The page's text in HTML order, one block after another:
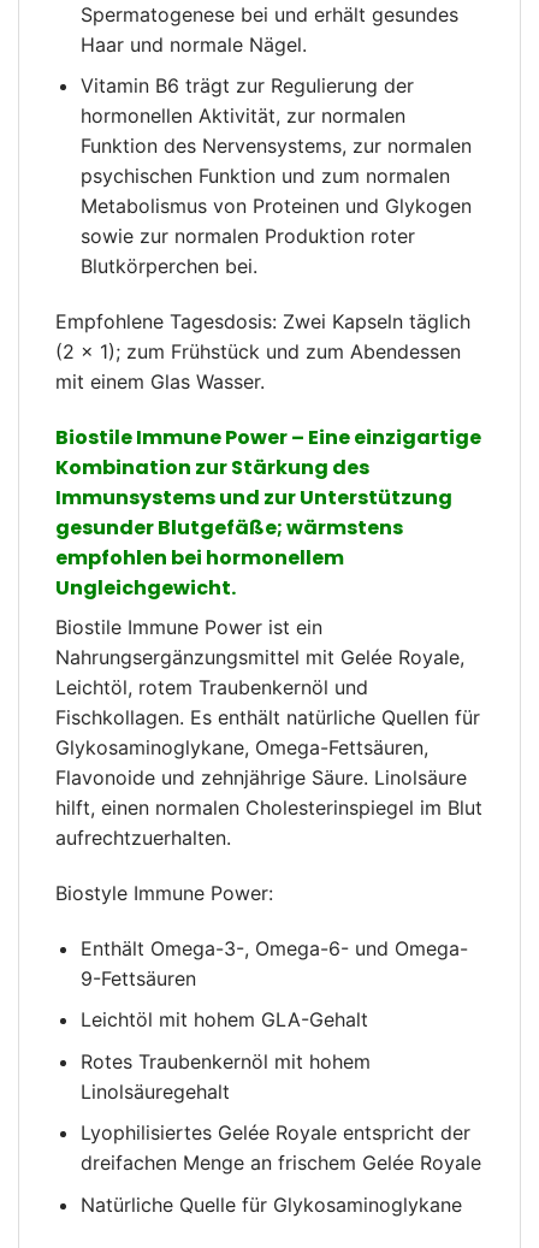
Spermatogenese bei und erhält gesundes
Haar und normale Nägel.
Vitamin B6 trägt zur Regulierung der
hormonellen Aktivität, zur normalen
Funktion des Nervensystems, zur normalen
psychischen Funktion und zum normalen
Metabolismus von Proteinen und Glykogen
sowie zur normalen Produktion roter
Blutkörperchen bei.
Empfohlene Tagesdosis: Zwei Kapseln täglich
(2 × 1); zum Frühstück und zum Abendessen
mit einem Glas Wasser.
Biostile Immune Power – Eine einzigartige
Kombination zur Stärkung des
Immunsystems und zur Unterstützung
gesunder Blutgefäße; wärmstens
empfohlen bei hormonellem
Ungleichgewicht.
Biostile Immune Power ist ein
Nahrungsergänzungsmittel mit Gelée Royale,
Leichtöl, rotem Traubenkernöl und
Fischkollagen. Es enthält natürliche Quellen für
Glykosaminoglykane, Omega-Fettsäuren,
Flavonoide und zehnjährige Säure. Linolsäure
hilft, einen normalen Cholesterinspiegel im Blut
aufrechtzuerhalten.
Biostyle Immune Power:
Enthält Omega-3-, Omega-6- und Omega-
9-Fettsäuren
Leichtöl mit hohem GLA-Gehalt
Rotes Traubenkernöl mit hohem
Linolsäuregehalt
Lyophilisiertes Gelée Royale entspricht der
dreifachen Menge an frischem Gelée Royale
Natürliche Quelle für Glykosaminoglykane